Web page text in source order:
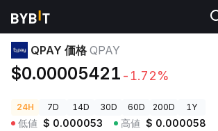
暗号資産価格
QPAY 価格 QPAY
$0.00005421 -1.72%
24H 7D 14D 30D 60D 200D 1Y
低値 $ 0.000053 高値 $ 0.000058